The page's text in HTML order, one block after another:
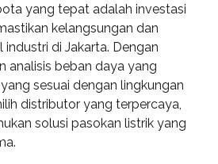
yang tepat adalah investasi
kelangsungan dan
industri di Jakarta. Dengan
analisis beban daya yang
sesuai dengan lingkungan
distributor yang terpercaya,
solusi pasokan listrik yang